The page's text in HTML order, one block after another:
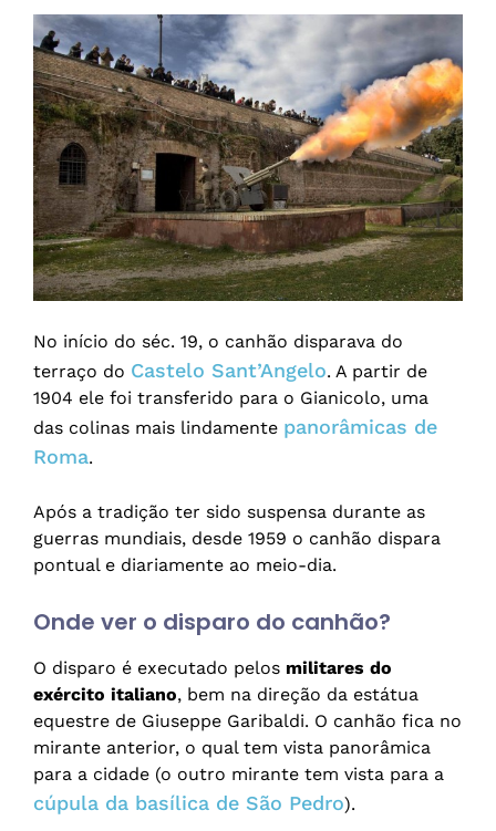
No início do séc. 19, o canhão disparava do
terraço do Castelo Sant’Angelo. A partir de
1904 ele foi transferido para o Gianicolo, uma
das colinas mais lindamente panorâmicas de
Roma.
Após a tradição ter sido suspensa durante as
guerras mundiais, desde 1959 o canhão dispara
pontual e diariamente ao meio-dia.
Onde ver o disparo do canhão?
O disparo é executado pelos militares do
exército italiano, bem na direção da estátua
equestre de Giuseppe Garibaldi. O canhão fica no
mirante anterior, o qual tem vista panorâmica
para a cidade (o outro mirante tem vista para a
cúpula da basílica de São Pedro).